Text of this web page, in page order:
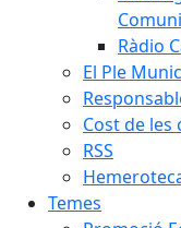
Ràdio
El Ple
Cost de
RSS
Temes